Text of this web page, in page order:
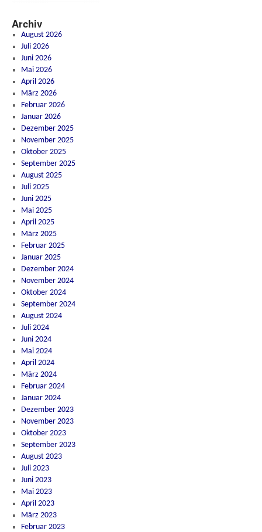
Archiv
August 2026
Juli 2026
Juni 2026
Mai 2026
April 2026
März 2026
Februar 2026
Januar 2026
Dezember 2025
November 2025
Oktober 2025
September 2025
August 2025
Juli 2025
Juni 2025
Mai 2025
April 2025
März 2025
Februar 2025
Januar 2025
Dezember 2024
November 2024
Oktober 2024
September 2024
August 2024
Juli 2024
Juni 2024
Mai 2024
April 2024
März 2024
Februar 2024
Januar 2024
Dezember 2023
November 2023
Oktober 2023
September 2023
August 2023
Juli 2023
Juni 2023
Mai 2023
April 2023
März 2023
Februar 2023